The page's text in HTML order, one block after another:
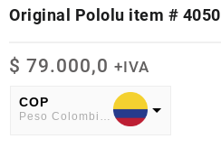
Original Pololu item # 4050
$ 79.000,0 +IVA
COP
Peso Colombiano